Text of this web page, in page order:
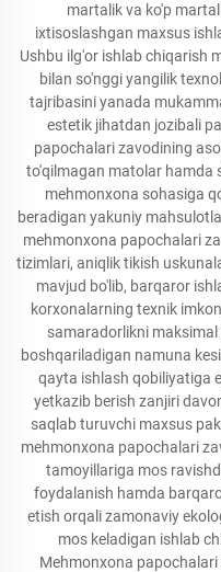
martalik va ko'p
ixtisoslashgan maxsus
Ushbu ilg'or ishlab chiqarish
bilan so'nggi yangilik
tajribasini yanada
estetik jihatdan jozibali
papochalari zavodining
to'qilmagan matolar hamda
mehmonxona sohasiga
beradigan yakuniy
mehmonxona papochalari
tizimlari, aniqlik tikish
mavjud bo'lib, barqaror
korxonalarning texnik
samaradorlikni
boshqariladigan namuna
qayta ishlash qobiliyatiga
yetkazib berish zanjiri
saqlab turuvchi maxsus
mehmonxona papochalari
tamoyillariga mos
foydalanish hamda
etish orqali zamonaviy
mos keladigan ishlab
Mehmonxona